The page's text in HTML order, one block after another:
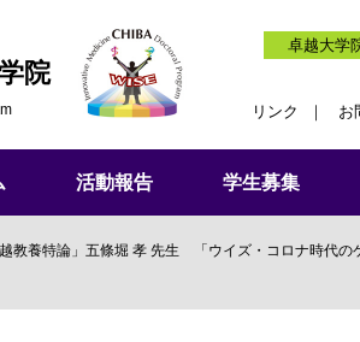
院
卓越大学
リンク お
活動報告 学生募集
教養特論」五條堀 孝 先生 「ウイズ・コロナ時代の